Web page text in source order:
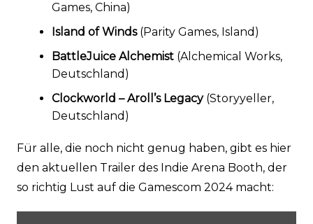
Games, China)
Island of Winds(Parity Games, Island)
BattleJuice Alchemist(Alchemical Works,
Deutschland)
Clockworld – Aroll’s Legacy(Storyyeller,
Deutschland)
Für alle, die noch nicht genug haben, gibt es hier
den aktuellen Trailer des Indie Arena Booth, der
so richtig Lust auf die Gamescom 2024 macht: